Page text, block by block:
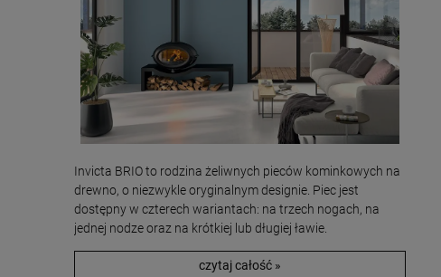
Invicta BRIO to rodzina żeliwnych pieców kominkowych na
drewno, o niezwykle oryginalnym designie. Piec jest
dostępny w czterech wariantach: na trzech nogach, na
jednej nodze oraz na krótkiej lub długiej ławie.
czytaj całość »